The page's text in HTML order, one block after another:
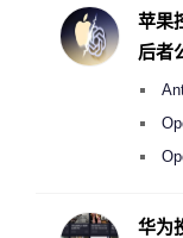
度
苹果
后者
《人
2000
华为